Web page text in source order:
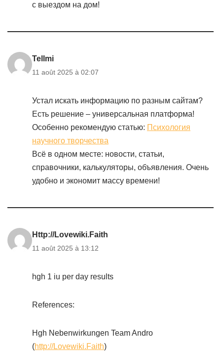
с выездом на дом!
Tellmi
11 août 2025 à 02:07
Устал искать информацию по разным сайтам?
Есть решение – универсальная платформа!
Особенно рекомендую статью: Психология
научного творчества
Всё в одном месте: новости, статьи,
справочники, калькуляторы, объявления. Очень
удобно и экономит массу времени!
Http://Lovewiki.Faith
11 août 2025 à 13:12
hgh 1 iu per day results
References:
Hgh Nebenwirkungen Team Andro
(http://Lovewiki.Faith)